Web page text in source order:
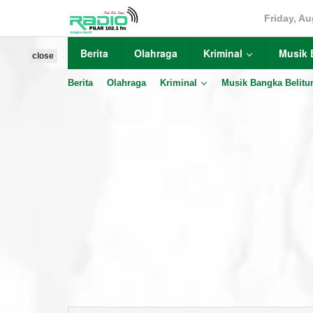
content
Friday,
Berita Olahraga Kriminal Musik
Berita Olahraga Kriminal Musik Bangka
close